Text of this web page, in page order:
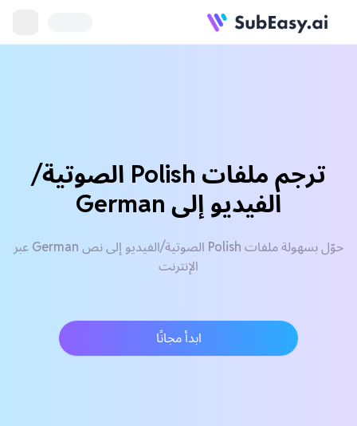
ترجم ملفات Polish الصوتية/
الفيديو إلى German
حوّل بسهولة ملفات Polish الصوتية/الفيديو إلى نص German عبر
الإنترنت
ابدأ مجانًا